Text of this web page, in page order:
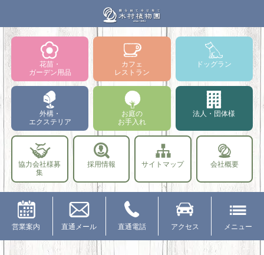
花苗・
ガーデン用品
カフェ
レストラン
ドッグラン
外構・
エクステリア
お庭の
お手入れ
法人・団体様
協力会社様募
集
採用情報 サイトマップ 会社概要
営業案内 直通メール 直通電話 アクセス メニュー